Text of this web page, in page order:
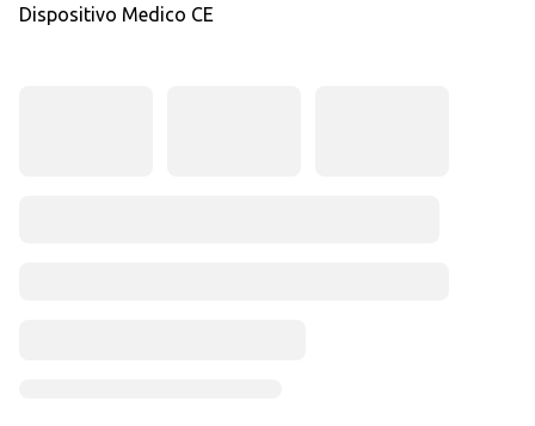
Dispositivo Medico CE